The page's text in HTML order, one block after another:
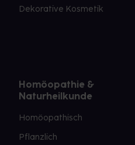
Dekorative Kosmetik
Homöopathie &
Naturheilkunde
Homöopathisch
Pflanzlich